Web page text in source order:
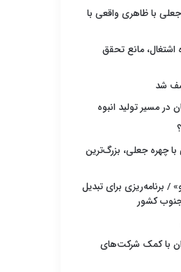
با ظاهری واقعی با
مانع تحقق
شد
مسیر تولید انبوه
دلاری با چهره جعلی، بزرگ‌ترین
/ برنامه‌ریزی برای تبدیل
کشور
با کمک شرکت‌های